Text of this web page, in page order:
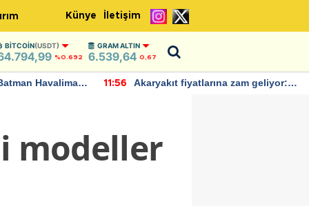
Künye İletişim
BITCOIN(USDT)
%0.692
GRAM ALTIN
6.539,64 0,67
Havalimanı
11:56
Akaryakıt fiyatlarına zam geliyor:
modeller